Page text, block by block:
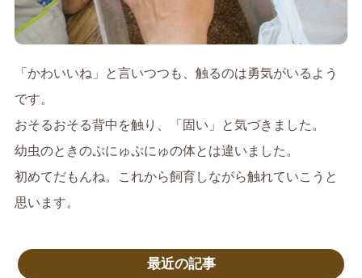
「かわいいね」と言いつつも、触るのは勇気がいるよう
です。
おそるおそる背中を触り、「固い」と気づきました。
幼虫のときのぷにゅぷにゅの体とは違いました。
初めてだもんね。これから飼育しながら触れていこうと
思います。
最近の記事